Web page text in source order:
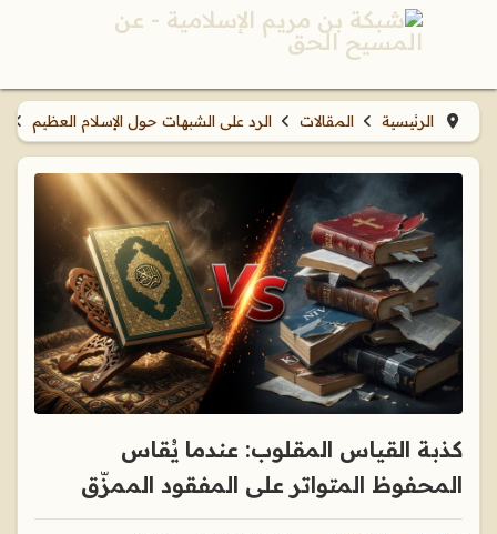
الرئيسية المقالات الرد على الشبهات حول الإسلام العظيم
كذبة القياس المقلوب: عندما يُقاس
المحفوظ المتواتر على المفقود الممزّق